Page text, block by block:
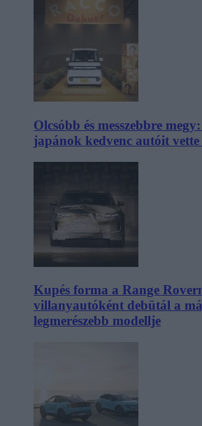
Olcsóbb és messzebbre
japánok kedvenc autóit vette
Kupés forma a Range
villanyautóként debütál a
legmerészebb modellje